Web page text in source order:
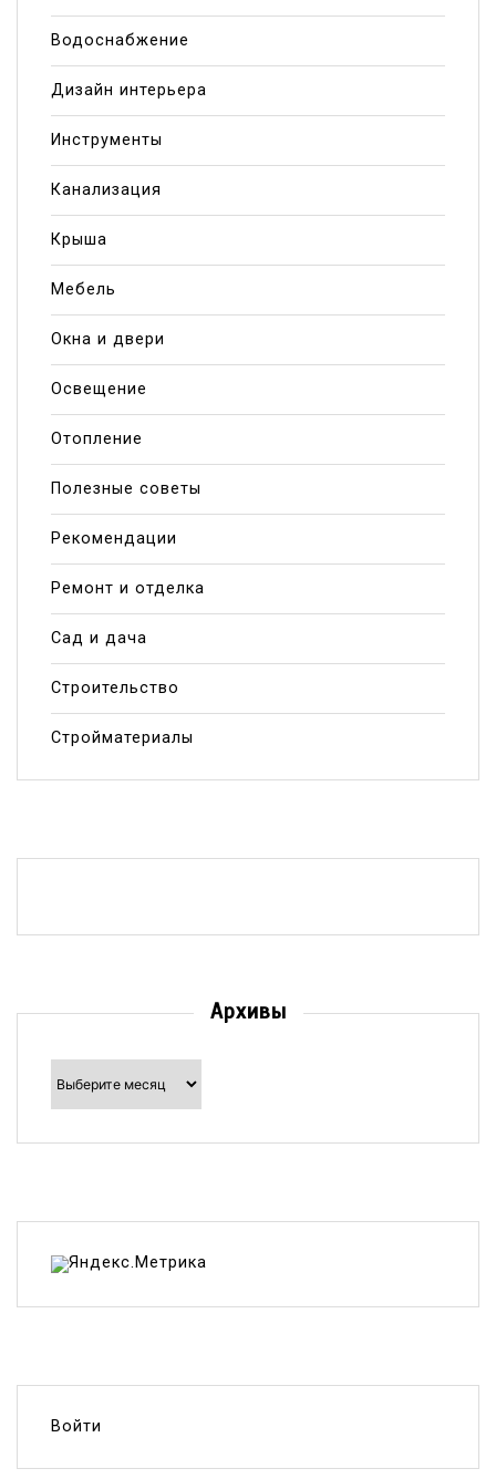
Водоснабжение
Дизайн интерьера
Инструменты
Канализация
Крыша
Мебель
Окна и двери
Освещение
Отопление
Полезные советы
Рекомендации
Ремонт и отделка
Сад и дача
Строительство
Стройматериалы
Архивы
Архивы
Войти